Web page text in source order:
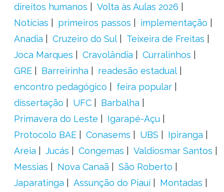
direitos humanos
Volta às Aulas 2026
Notícias
primeiros passos
implementação
Anadia
Cruzeiro do Sul
Teixeira de Freitas
Joca Marques
Cravolândia
Curralinhos
GRE
Barreirinha
readesão estadual
encontro pedagógico
feira popular
dissertação
UFC
Barbalha
Primavera do Leste
Igarapé-Açu
Protocolo BAE
Conasems UBS
Ipiranga
Areia
Jucás Congemas
Valdiosmar Santos
Messias
Nova Canaã
São Roberto
Japaratinga
Assunção do Piauí Montadas